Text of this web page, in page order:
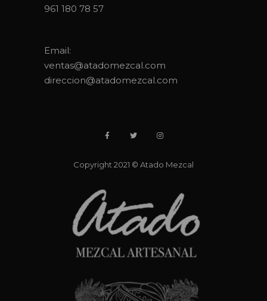
961 180 78 57
Email:
ventas@atadomezcal.com
direccion@atadomezcal.com
Copyright 2021 © Atado Mezcal